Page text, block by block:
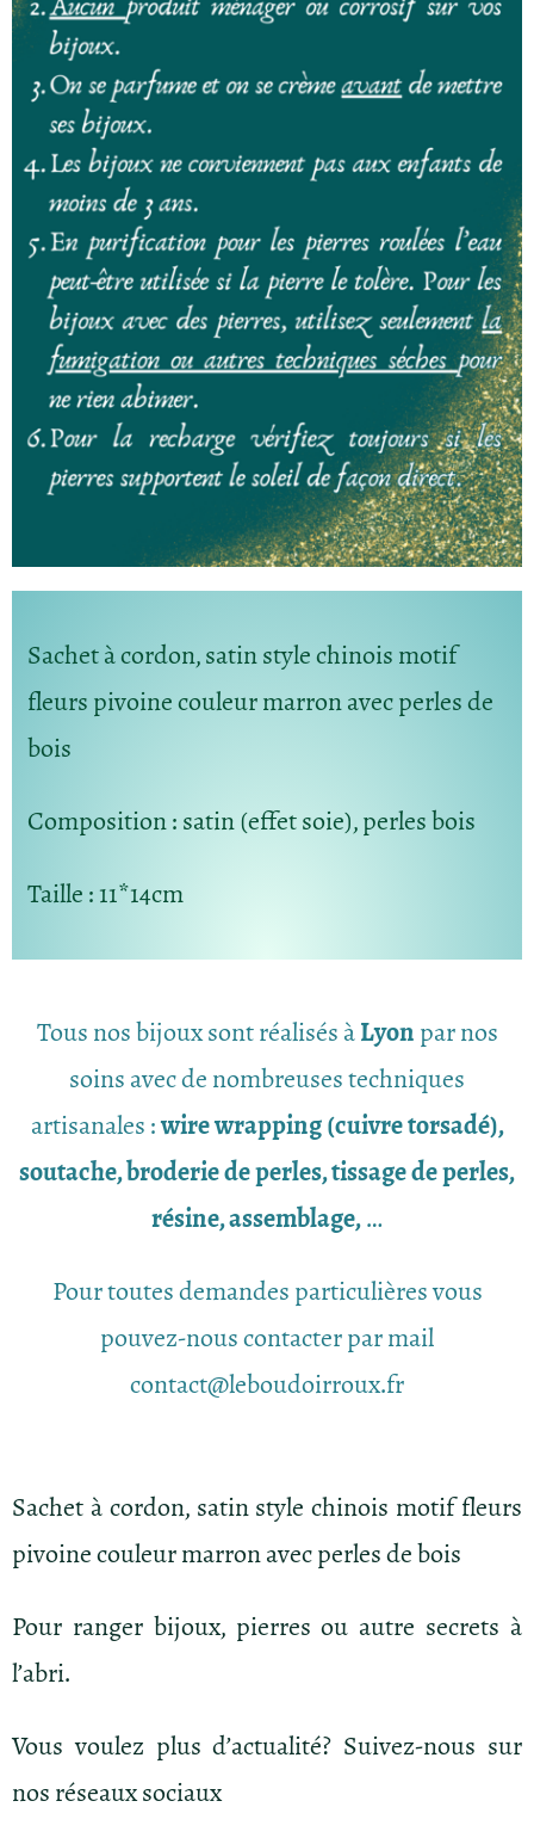
Sachet à cordon, satin style chinois motif
fleurs pivoine couleur marron avec perles de
bois
Composition: satin (effet soie), perles bois
Taille: 11*14cm
Tous nos bijoux sont réalisés àLyonpar nos
soins avec de nombreuses techniques
artisanales :wire wrapping (cuivre torsadé),
soutache, broderie de perles, tissage de perles,
résine, assemblage,…
Pour toutes demandes particulières vous
pouvez-nous contacter par mail
contact@leboudoirroux.fr
Sachet à cordon, satin style chinois motif fleurs
pivoine couleur marron avec perles de bois
Pour ranger bijoux, pierres ou autre secrets à
l’abri.
Vous voulez plus d’actualité? Suivez-nous sur
nos réseaux sociaux